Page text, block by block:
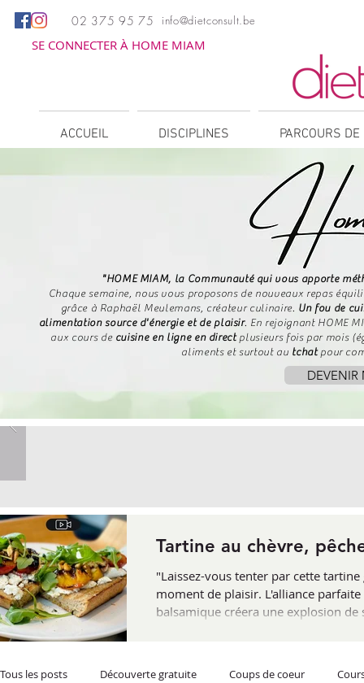
02 375 95 75 info@dietconsult.be
SE CONNECTER À HOME MIAM
ACCUEIL DISCIPLINES PARCOURS
"HOME MIAM, la Communauté qui vous apporte
Chaque semaine, nous vous proposons de nouveaux repas
grâce à Raphaël Meulemans, créateur culinaire. Un fou de
alimentation source d'énergie et de plaisir. En rejoignant HOME
aux cours de cuisine en ligne en direct plusieurs fois par mois
aliments et surtout au tchatpour
DEVENIR
Tartine au chèvre,
"Laissez-vous tenter par cette
moment de plaisir. L'alliance
balsamique créera une explosion
Tous les posts Découverte gratuite Coups de coeur